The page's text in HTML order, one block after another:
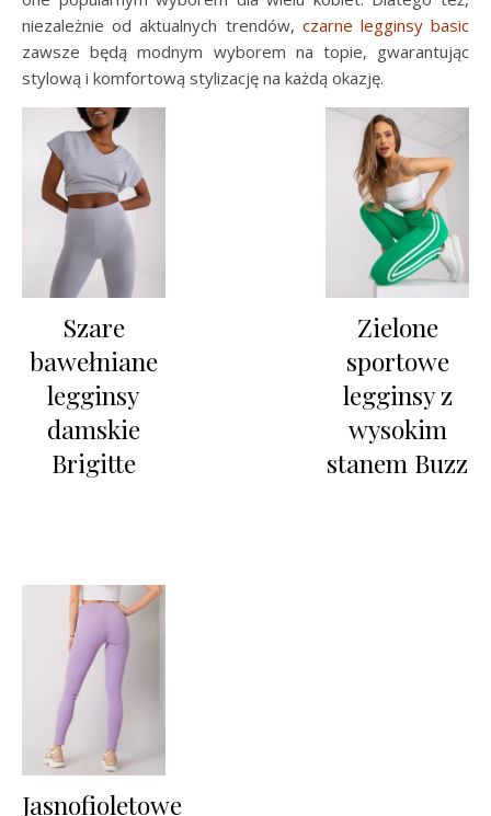
niezależnie od aktualnych trendów, czarne legginsy basic
zawsze będą modnym wyborem na topie, gwarantując
stylową i komfortową stylizację na każdą okazję.
Szare
bawełniane
legginsy
damskie
Brigitte
Zielone
sportowe
legginsy z
wysokim
stanem Buzz
Jasnofioletowe